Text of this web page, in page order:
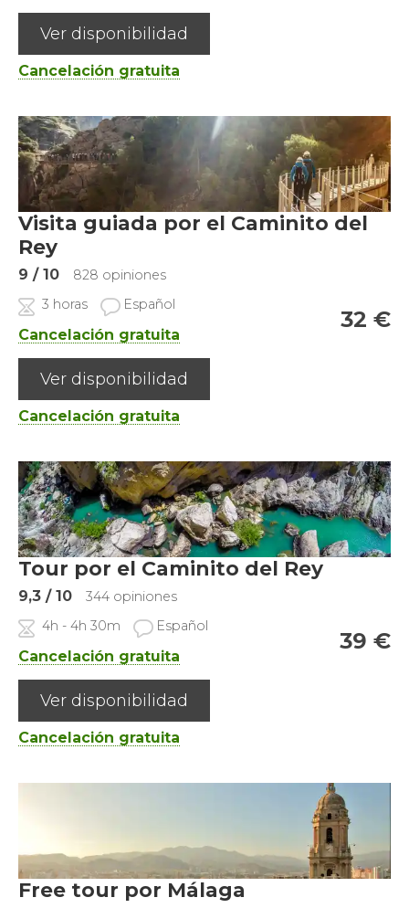
Ver disponibilidad
Cancelación gratuita
Visita guiada por el Caminito del
Rey
9 / 10
828 opiniones
3 horas
Español
Cancelación gratuita
32 €
Ver disponibilidad
Cancelación gratuita
Tour por el Caminito del Rey
9,3 / 10
344 opiniones
4h - 4h 30m
Español
Cancelación gratuita
39 €
Ver disponibilidad
Cancelación gratuita
Free tour por Málaga